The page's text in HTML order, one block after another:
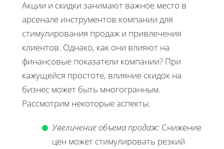
Акции и скидки занимают важное место в
арсенале инструментов компании для
стимулирования продаж и привлечения
клиентов. Однако, как они влияют на
финансовые показатели компании? При
кажущейся простоте, влияние скидок на
бизнес может быть многогранным.
Рассмотрим некоторые аспекты.
Увеличение объема продаж: Снижение
цен может стимулировать резкий